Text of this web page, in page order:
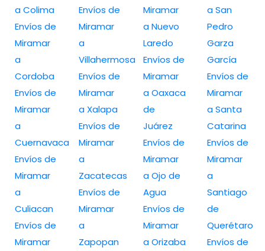
a Colima
Envíos de
Miramar
a
Cordoba
Envíos de
Miramar
a
Cuernavaca
Envíos de
Miramar
a
Culiacan
Envíos de
Miramar
Envíos de
Miramar
a
Villahermosa
Envíos de
Miramar
a Xalapa
Envíos de
Miramar
a
Zacatecas
Envíos de
Miramar
a
Zapopan
Miramar
a Nuevo
Laredo
Envíos de
Miramar
a Oaxaca
de
Juárez
Envíos de
Miramar
a Ojo de
Agua
Envíos de
Miramar
a Orizaba
a San
Pedro
Garza
García
Envíos de
Miramar
a Santa
Catarina
Envíos de
Miramar
a
Santiago
de
Querétaro
Envíos de